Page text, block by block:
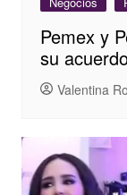
Pemex y
su
Valentina